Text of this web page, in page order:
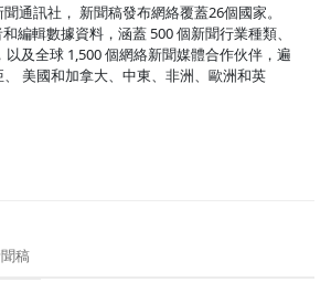
通訊社， 新聞稿發布網絡覆蓋26個國家。
編輯數據資料，涵蓋 500 個新聞行業種類、
以及全球 1,500 個網絡新聞媒體合作伙伴，遍
美國和加拿大、中東、非洲、歐洲和英
稿